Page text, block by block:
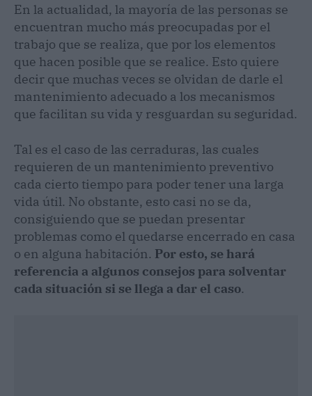
En la actualidad, la mayoría de las personas se
encuentran mucho más preocupadas por el
trabajo que se realiza, que por los elementos
que hacen posible que se realice. Esto quiere
decir que muchas veces se olvidan de darle el
mantenimiento adecuado a los mecanismos
que facilitan su vida y resguardan su seguridad.
Tal es el caso de las cerraduras, las cuales
requieren de un mantenimiento preventivo
cada cierto tiempo para poder tener una larga
vida útil. No obstante, esto casi no se da,
consiguiendo que se puedan presentar
problemas como el quedarse encerrado en casa
o en alguna habitación. Por esto, se hará
referencia a algunos consejos para solventar
cada situación si se llega a dar el caso.